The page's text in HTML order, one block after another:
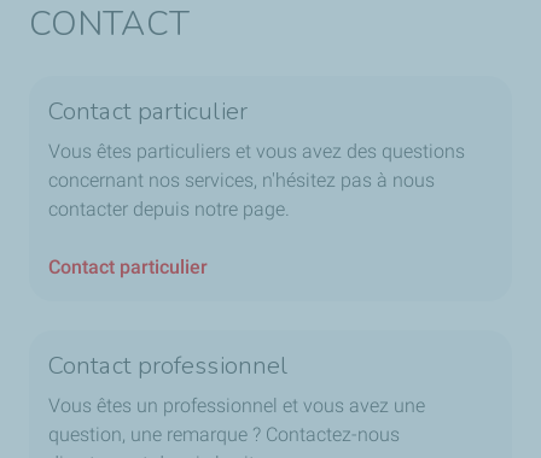
CONTACT
Contact particulier
Vous êtes particuliers et vous avez des questions
concernant nos services, n'hésitez pas à nous
contacter depuis notre page.
Contact particulier
Contact professionnel
Vous êtes un professionnel et vous avez une
question, une remarque ? Contactez-nous